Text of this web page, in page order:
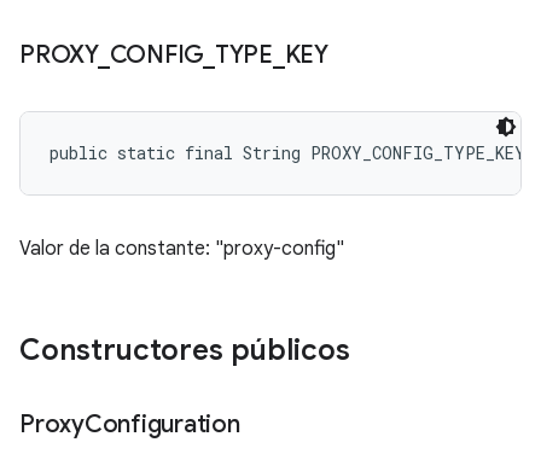
PROXY_ CONFIG TYPE KEY
public static final String PROXY_CONFIG_TYPE_KEY
Valor de la constante: "proxy-config"
Constructores públicos
ProxyConfiguration